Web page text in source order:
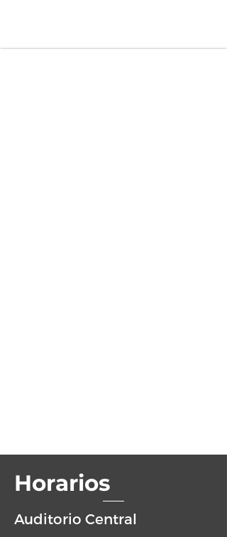
Horarios
Auditorio Central